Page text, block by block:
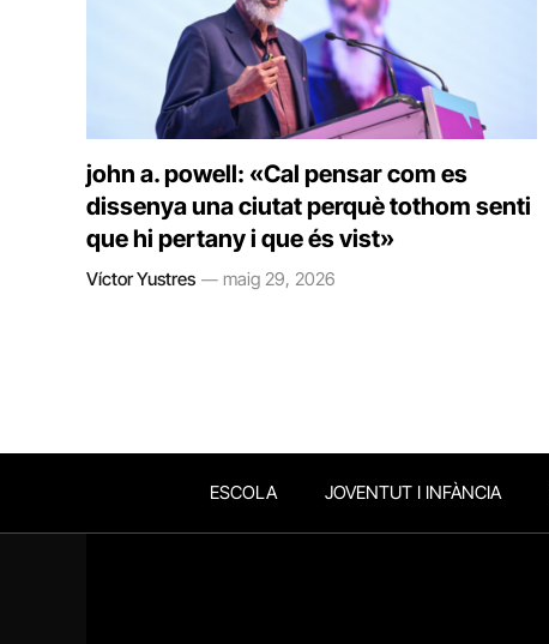
john a. powell: «Cal pensar com es
dissenya una ciutat perquè tothom senti
que hi pertany i que és vist»
Víctor Yustres maig 29, 2026
ESCOLA JOVENTUT I INFÀNCIA